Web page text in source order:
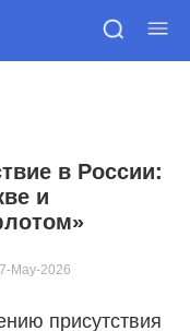
в России:
и
May-2026
присутствия